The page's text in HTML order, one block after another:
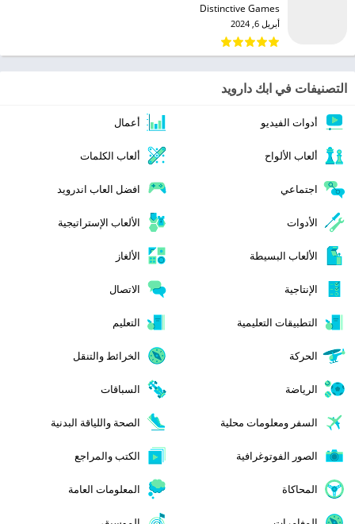
Distinctive Games‏
أبريل 6, 2024
التصنيفات في ابك دارويد
أدوات الفيديو أعمال
ألعاب الألواح ألعاب الكلمات
اجتماعي افضل العاب اندرويد
الأدوات الألعاب الإستراتيجية
الألعاب البسيطة الألغاز
الإنتاجية الاتصال
التطبيقات التعليمية التعليم
الحركة الخرائط والتنقل
الرياضة السباقات
السفر ومعلومات محلية الصحة واللياقة البدنية
الصور الفوتوغرافية الكتب والمراجع
المحاكاة المعلومات العامة